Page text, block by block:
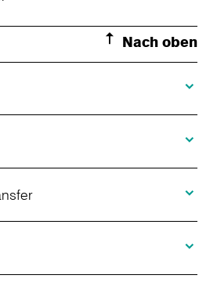
Nach oben